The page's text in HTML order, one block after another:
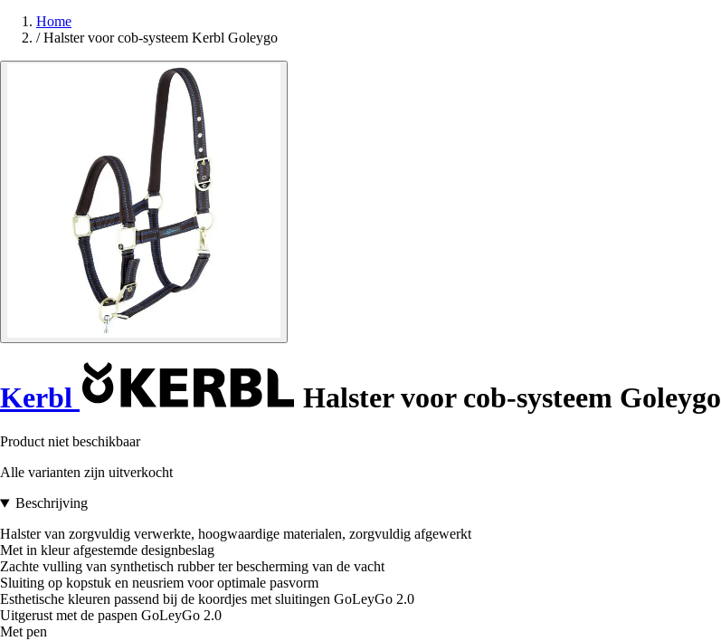
Home
/ Halster voor cob-systeem Kerbl Goleygo
Kerbl Halster voor cob-systeem Goleygo
Product niet beschikbaar
Alle varianten zijn uitverkocht
Beschrijving
Halster van zorgvuldig verwerkte, hoogwaardige materialen, zorgvuldig afgewerkt
Met in kleur afgestemde designbeslag
Zachte vulling van synthetisch rubber ter bescherming van de vacht
Sluiting op kopstuk en neusriem voor optimale pasvorm
Esthetische kleuren passend bij de koordjes met sluitingen GoLeyGo 2.0
Uitgerust met de paspen GoLeyGo 2.0
Met pen